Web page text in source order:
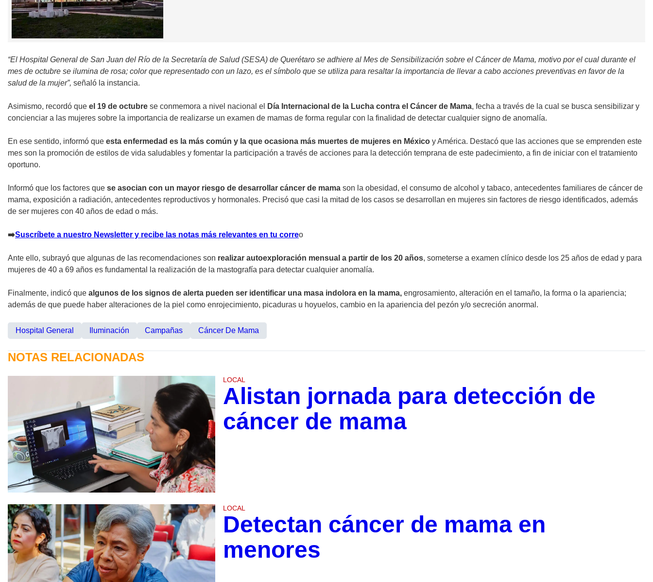
“El Hospital General de San Juan del Río de la Secretaría de Salud (SESA) de Querétaro se adhiere al Mes de Sensibilización sobre el Cáncer de Mama, motivo por el cual durante el
mes de octubre se ilumina de rosa; color que representado con un lazo, es el símbolo que se utiliza para resaltar la importancia de llevar a cabo acciones preventivas en favor de la
salud de la mujer”, señaló la instancia.
Asimismo, recordó que el 19 de octubre se conmemora a nivel nacional el Día Internacional de la Lucha contra el Cáncer de Mama, fecha a través de la cual se busca sensibilizar y
concienciar a las mujeres sobre la importancia de realizarse un examen de mamas de forma regular con la finalidad de detectar cualquier signo de anomalía.
En ese sentido, informó que esta enfermedad es la más común y la que ocasiona más muertes de mujeres en México y América. Destacó que las acciones que se emprenden este
mes son la promoción de estilos de vida saludables y fomentar la participación a través de acciones para la detección temprana de este padecimiento, a fin de iniciar con el tratamiento
oportuno.
Informó que los factores que se asocian con un mayor riesgo de desarrollar cáncer de mama son la obesidad, el consumo de alcohol y tabaco, antecedentes familiares de cáncer de
mama, exposición a radiación, antecedentes reproductivos y hormonales. Precisó que casi la mitad de los casos se desarrollan en mujeres sin factores de riesgo identificados, además
de ser mujeres con 40 años de edad o más.
➡️Suscríbete a nuestro Newsletter y recibe las notas más relevantes en tu correo
Ante ello, subrayó que algunas de las recomendaciones son realizar autoexploración mensual a partir de los 20 años, someterse a examen clínico desde los 25 años de edad y para
mujeres de 40 a 69 años es fundamental la realización de la mastografía para detectar cualquier anomalía.
Finalmente, indicó que algunos de los signos de alerta pueden ser identificar una masa indolora en la mama, engrosamiento, alteración en el tamaño, la forma o la apariencia;
además de que puede haber alteraciones de la piel como enrojecimiento, picaduras u hoyuelos, cambio en la apariencia del pezón y/o secreción anormal.
Hospital General Iluminación Campañas Cáncer De Mama
NOTAS RELACIONADAS
LOCAL
Alistan jornada para detección de
cáncer de mama
LOCAL
Detectan cáncer de mama en
menores